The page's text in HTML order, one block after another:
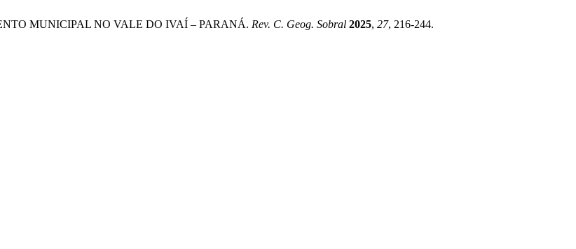
MUNICIPAL NO VALE DO IVAÍ – PARANÁ. Rev. C. Geog. Sobral 2025, 27, 216-244.